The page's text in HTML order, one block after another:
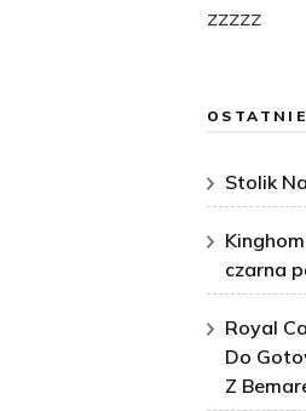
zzzzz
Stolik
czarna
Royal
Do
Z